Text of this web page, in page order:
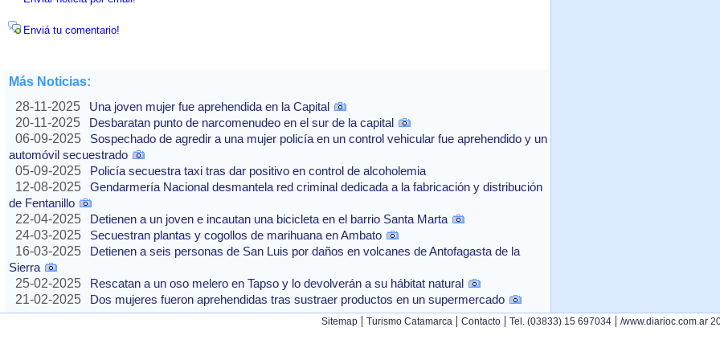
Enviá tu comentario!
Más Noticias:
28-11-2025
Una joven mujer fue aprehendida en la Capital
20-11-2025
Desbaratan punto de narcomenudeo en el sur de la capital
06-09-2025
Sospechado de agredir a una mujer policía en un control vehicular fue aprehendido y un
automóvil secuestrado
05-09-2025
Policía secuestra taxi tras dar positivo en control de alcoholemia
12-08-2025
Gendarmería Nacional desmantela red criminal dedicada a la fabricación y distribución
de Fentanillo
22-04-2025
Detienen a un joven e incautan una bicicleta en el barrio Santa Marta
24-03-2025
Secuestran plantas y cogollos de marihuana en Ambato
16-03-2025
Detienen a seis personas de San Luis por daños en volcanes de Antofagasta de la
Sierra
25-02-2025
Rescatan a un oso melero en Tapso y lo devolverán a su hábitat natural
21-02-2025
Dos mujeres fueron aprehendidas tras sustraer productos en un supermercado
Sitemap | Turismo Catamarca | Contacto | Tel. (03833) 15 697034 | /www.diarioc.com.ar